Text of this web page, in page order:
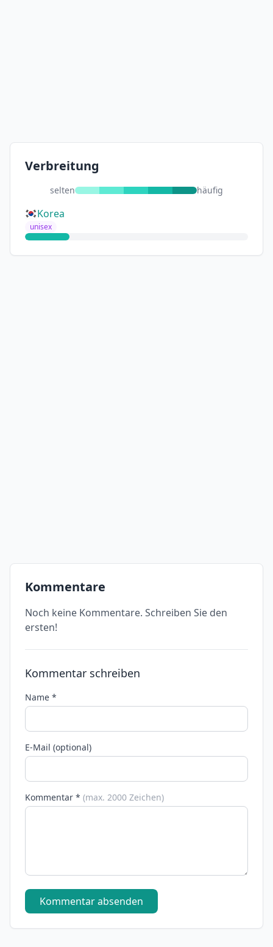
Verbreitung
selten häufig
Korea
unisex
Kommentare
Noch keine Kommentare. Schreiben Sie den
ersten!
Kommentar schreiben
Name *
E-Mail (optional)
Kommentar * (max. 2000 Zeichen)
Kommentar absenden